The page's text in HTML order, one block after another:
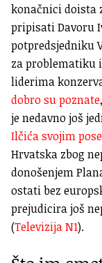
konačnici doista
pripisati Davoru
potpredsjedniku
za problematiku
liderima
dobro su poznate
je nedavno još
Ilčića svojim
Hrvatska zbog
donošenjem
ostati bez
prejudicira još
(Televizija N1).